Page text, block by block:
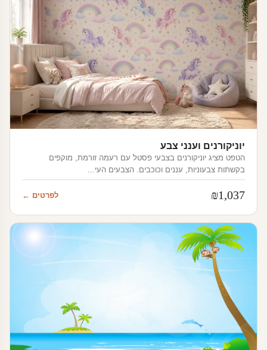
יוניקורנים וענני צבע
הטפט מציג יוניקורנים בצבעי פסטל עם רעמה זורמת, מוקפים
בקשתות צבעוניות, עננים וכוכבים. הצבעים העי…
₪1,037 לפרטים ←